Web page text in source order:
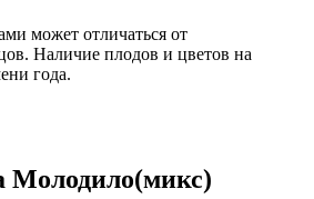
может отличаться от
Наличие плодов и цветов на
года.
Молодило(микс)